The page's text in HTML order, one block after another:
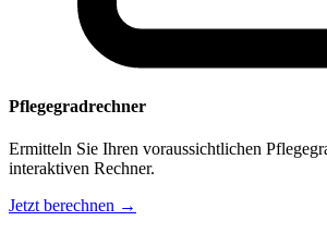
Pflegegradrechner
Ermitteln Sie Ihren voraussichtlichen
interaktiven Rechner.
Jetzt berechnen →